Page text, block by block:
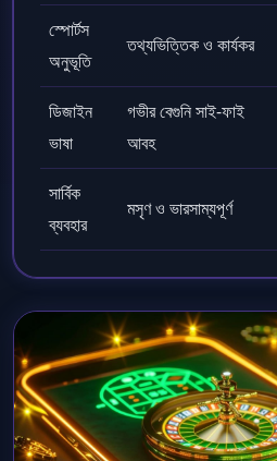
স্পোর্টস
অনুভূতি
তথ্যভিত্তিক ও কার্যকর
ডিজাইন
ভাষা
গভীর বেগুনি সাই-ফাই
আবহ
সার্বিক
ব্যবহার
মসৃণ ও ভারসাম্যপূর্ণ